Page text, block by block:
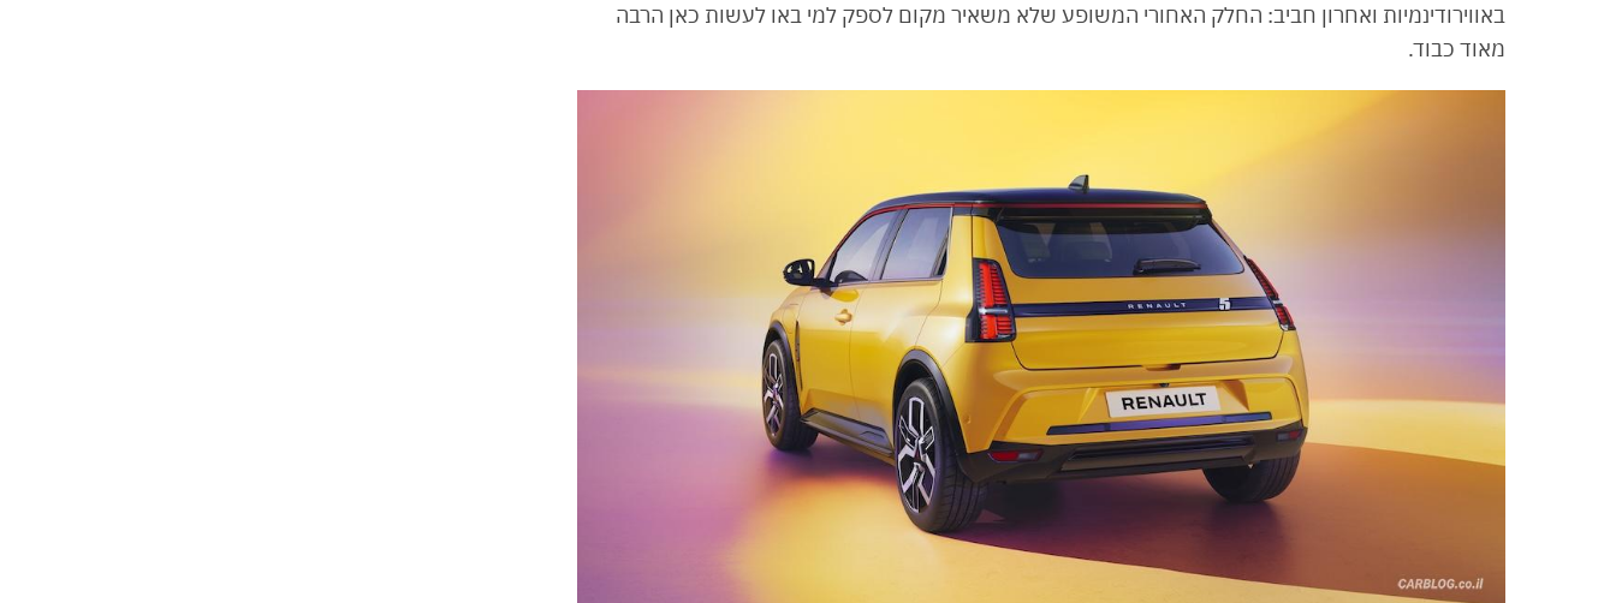
באווירודינמיות ואחרון חביב: החלק האחורי המשופע שלא משאיר מקום לספק למי באו לעשות כאן הרבה
מאוד כבוד.